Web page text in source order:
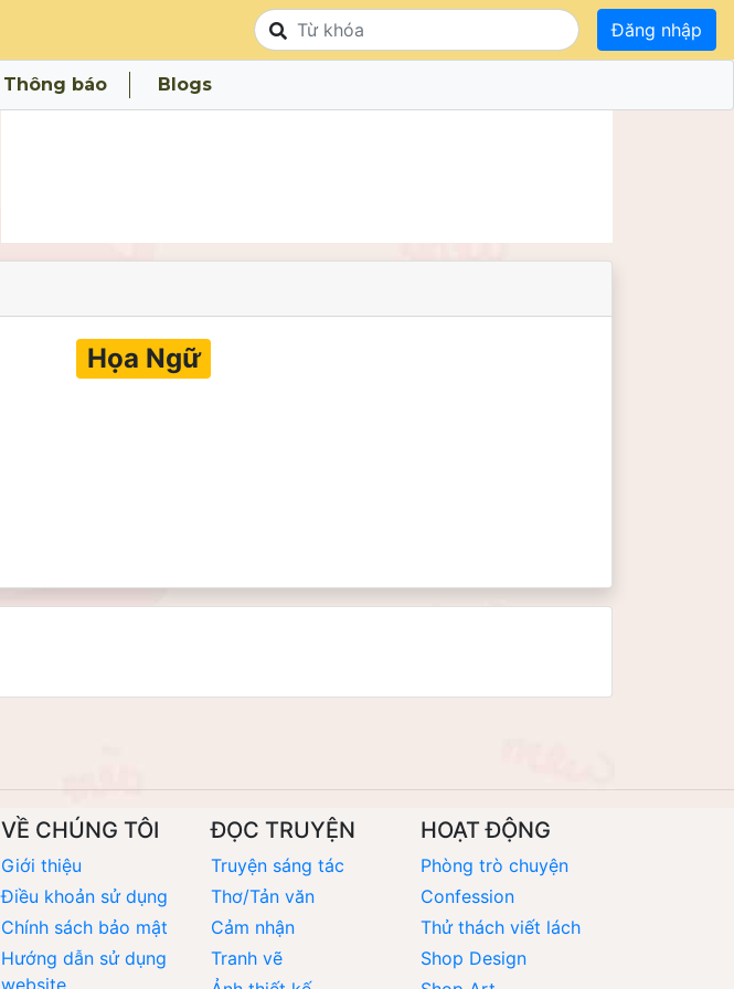
Đăng nhập
Thông báo Blogs
Họa Ngữ
VỀ CHÚNG TÔI
Giới thiệu
Điều khoản sử dụng
Chính sách bảo mật
Hướng dẫn sử dụng
website
ĐỌC TRUYỆN
Truyện sáng tác
Thơ/Tản văn
Cảm nhận
Tranh vẽ
HOẠT ĐỘNG
Phòng trò chuyện
Confession
Thử thách viết lách
Shop Design